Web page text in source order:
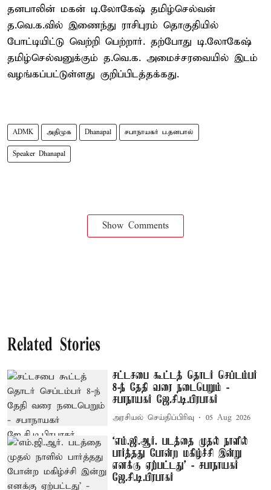
தனபாலின் மகன் டி.லோகேஷ் தமிழ்செல்வன்
த.வெ.க.வில் இணைந்து ராசிபுரம் தொகுதியில்
போட்டியிட்டு வெற்றி பெற்றார். தற்போது டி.லோகேஷ்
தமிழ்செல்வனுக்கும் த.வெ.க. அமைச்சரவையில் இடம்
வழங்கப்பட்டுள்ளது குறிப்பிடத்தக்கது.
ADMK அதிமுக Dhanapal சபாநாயகர் ப.தனபால்
Speaker Dhanapal
Show Comments
Related Stories
சட்டசபை கூட்டத் தொடர் செப்டம்பர்
8-ந் தேதி வரை நடைபெறும் -
சபாநாயகர் ஜே.சி.டி.பிரபாகர்
அரசியல் செய்திப்பிரிவு 05 Aug 2026
‘எம்.ஜி.ஆர். படத்தை முதல் நாளில்
பார்த்தது போன்ற மகிழ்ச்சி இன்று
எனக்கு ஏற்பட்டது’ - சபாநாயகர்
ஜே.சி.டி.பிரபாகர்